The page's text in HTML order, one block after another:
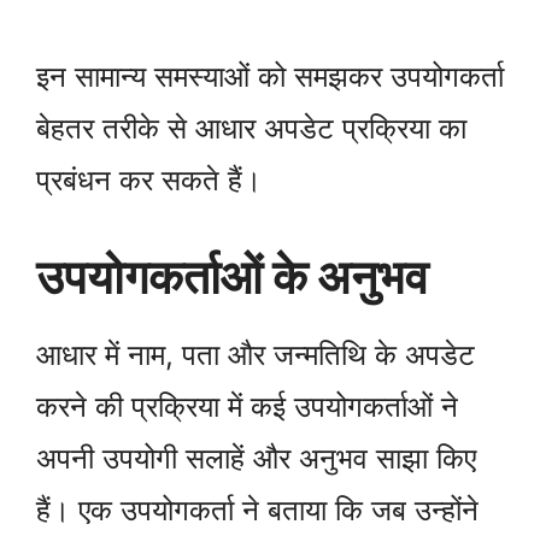
इन सामान्य समस्याओं को समझकर उपयोगकर्ता
बेहतर तरीके से आधार अपडेट प्रक्रिया का
प्रबंधन कर सकते हैं।
उपयोगकर्ताओं के अनुभव
आधार में नाम, पता और जन्मतिथि के अपडेट
करने की प्रक्रिया में कई उपयोगकर्ताओं ने
अपनी उपयोगी सलाहें और अनुभव साझा किए
हैं। एक उपयोगकर्ता ने बताया कि जब उन्होंने